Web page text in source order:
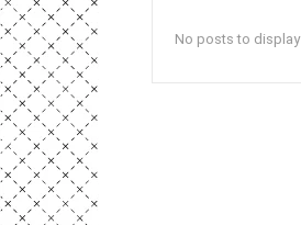
No posts to display